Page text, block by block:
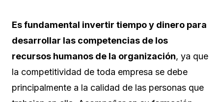
Es fundamental invertir tiempo y dinero para
desarrollar las competencias de los
recursos humanos de la organización, ya que
la competitividad de toda empresa se debe
principalmente a la calidad de las personas que